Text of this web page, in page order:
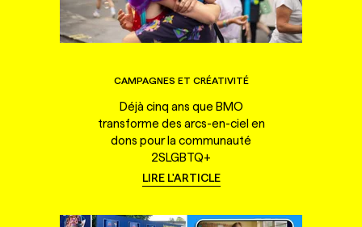
CAMPAGNES ET CRÉATIVITÉ
Déjà cinq ans que BMO
transforme des arcs-en-ciel en
dons pour la communauté
2SLGBTQ+
LIRE L'ARTICLE